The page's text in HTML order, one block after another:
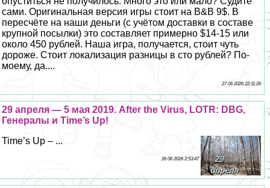
сами. Оригинальная версия игры стоит на B&B 9$. В
пересчёте на наши деньги (с учётом доставки в составе
крупной посылки) это составляет примерно $14-15 или
около 450 рублей. Наша игра, получается, стоит чуть
дороже. Стоит локализация разницы в сто рублей? По-
моему, да....
27 06 2026 22:11:26
29 апреля — 5 мая 2019. After the Virus, LOTR: DBG,
Генералы и Time’s Up!
Time’s Up – ...
26 06 2026 2:53:47